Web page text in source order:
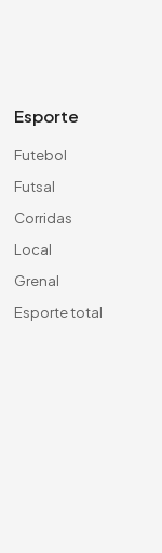
Esporte
Futebol
Futsal
Corridas
Local
Grenal
Esporte total